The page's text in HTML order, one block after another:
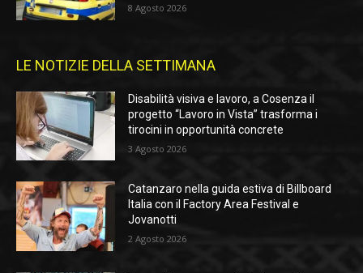
8 Agosto 2026
LE NOTIZIE DELLA SETTIMANA
Disabilità visiva e lavoro, a Cosenza il
progetto “Lavoro in Vista” trasforma i
tirocini in opportunità concrete
3 Agosto 2026
Catanzaro nella guida estiva di Billboard
Italia con il Factory Area Festival e
Jovanotti
2 Agosto 2026